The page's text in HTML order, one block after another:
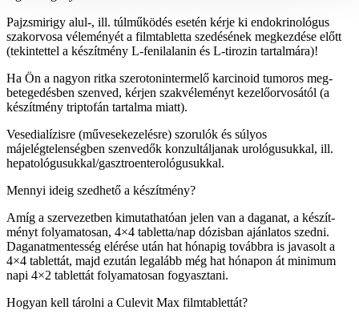
Pajzsmirigy alul-, ill. túlműködés esetén kérje ki endokrinológus
szakorvosa véleményét a filmtabletta szedésének megkezdése előtt
(tekintettel a készítmény L-fenilalanin és L-tirozin tartalmára)!
Ha Ön a nagyon ritka szerotonintermelő karcinoid tumoros meg­
betegedésben szenved, kérjen szakvéleményt kezelőorvosától (a
készítmény triptofán tartalma miatt).
Vesedialízisre (művesekezelésre) szorulók és súlyos
májelégtelenségben szenvedők konzultáljanak urológusukkal, ill.
hepatológusukkal/gasztroenterológusukkal.
Mennyi ideig szedhető a készítmény?
Amíg a szervezetben kimutathatóan jelen van a daganat, a készít­
ményt folyamatosan, 4×4 tabletta/nap dózisban ajánlatos szedni.
Daganatmentesség elérése után hat hónapig továbbra is javasolt a
4×4 tablettát, majd ezután legalább még hat hónapon át minimum
napi 4×2 tablettát folyamatosan fogyasztani.
Hogyan kell tárolni a Culevit Max filmtablettát?